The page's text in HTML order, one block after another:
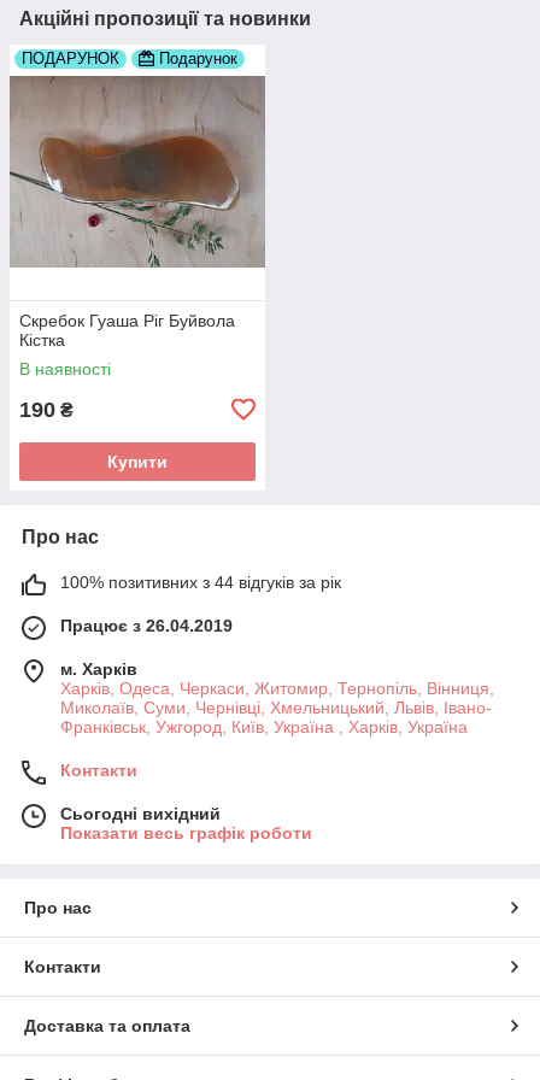
Акційні пропозиції та новинки
ПОДАРУНОК Подарунок
Скребок Гуаша Ріг Буйвола
Кістка
В наявності
190 ₴
Купити
Про нас
100% позитивних з 44 відгуків за рік
Працює з 26.04.2019
м. Харків
Харків, Одеса, Черкаси, Житомир, Тернопіль, Вінниця,
Миколаїв, Суми, Чернівці, Хмельницький, Львів, Івано-
Франківськ, Ужгород, Київ, Україна , Харків, Україна
Контакти
Сьогодні вихідний
Показати весь графік роботи
Про нас
Контакти
Доставка та оплата